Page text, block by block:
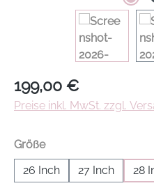
Regulärer Preis:
199,00 €
Preise inkl. MwSt. zzgl.
Größeauswählen
26 Inch
27 Inch 28